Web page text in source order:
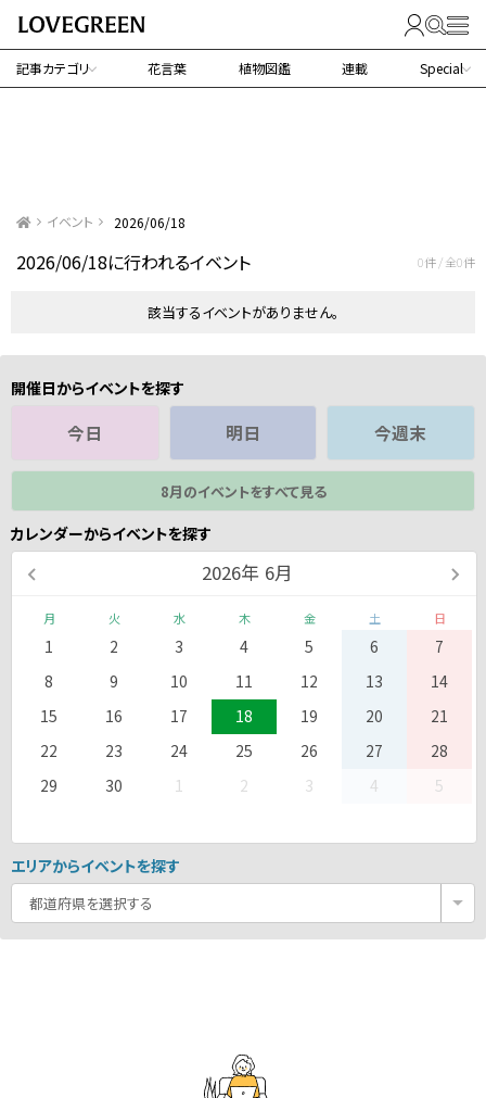
記事カテゴリ 花言葉 植物図鑑 連載 Special
イベント 2026/06/18
2026/06/18に行われるイベント 0件 / 全0件
該当するイベントがありません。
開催日からイベントを探す
今日 明日 今週末
8月のイベントをすべて見る
カレンダーからイベントを探す
2026年 6月
月 火 水 木 金 土 日
1 2 3 4 5 6
7
8
9 10 11 12 13
14
15
16 17 18 19 20
21
22
23 24 25 26 27
28
29
30 1 2 3 4 5
エリアからイベントを探す